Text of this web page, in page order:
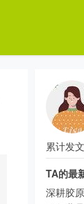
累计发文
TA的最
深耕胶